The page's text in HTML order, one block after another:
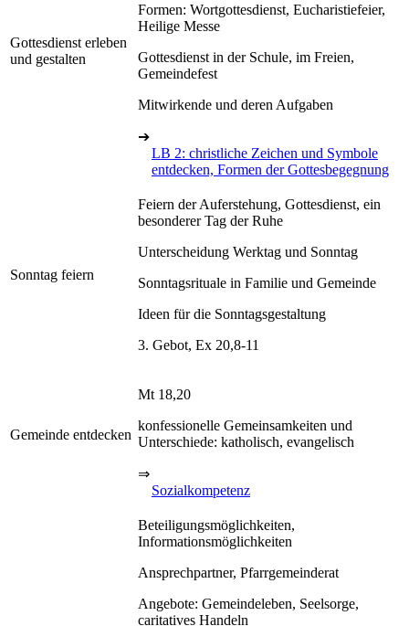
Gottesdienst erleben
und gestalten
Formen: Wortgottesdienst, Eucharistiefeier,
Heilige Messe
Gottesdienst in der Schule, im Freien,
Gemeindefest
Mitwirkende und deren Aufgaben
➔
LB 2: christliche Zeichen und Symbole
entdecken, Formen der Gottesbegegnung
Sonntag feiern
Feiern der Auferstehung, Gottesdienst, ein
besonderer Tag der Ruhe
Unterscheidung Werktag und Sonntag
Sonntagsrituale in Familie und Gemeinde
Ideen für die Sonntagsgestaltung
3. Gebot, Ex 20,8-11
Gemeinde entdecken
Mt 18,20
konfessionelle Gemeinsamkeiten und
Unterschiede: katholisch, evangelisch
⇒
Sozialkompetenz
Beteiligungsmöglichkeiten,
Informationsmöglichkeiten
Ansprechpartner, Pfarrgemeinderat
Angebote: Gemeindeleben, Seelsorge,
caritatives Handeln